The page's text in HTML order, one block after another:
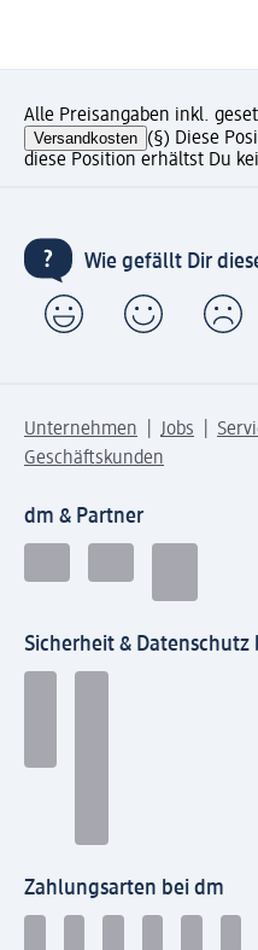
Alle Preisangaben inkl.
Versandkosten (§) Diese
diese Position erhältst Du
Wie gefällt Dir
Unternehmen Jobs
Geschäftskunden
dm & Partner
Sicherheit & Datenschutz
Zahlungsarten bei dm